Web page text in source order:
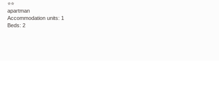
⭐⭐
apartman
Accommodation units: 1
Beds: 2